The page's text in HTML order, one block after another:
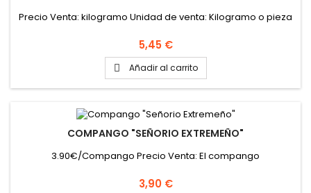
Precio Venta: kilogramo Unidad de venta: Kilogramo o pieza
Precio
5,45 €
 Añadir al carrito
COMPANGO "SEÑORIO EXTREMEÑO"
3.90€/Compango Precio Venta: El compango
Precio
3,90 €